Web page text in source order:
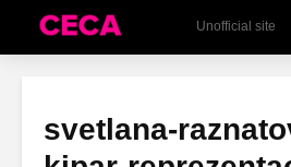
Unofficial site
svetlana-